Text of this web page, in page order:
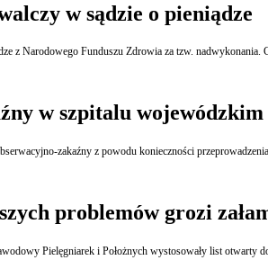
w sądzie o pieniądze
w szpitalu wojewódzkim
problemów grozi